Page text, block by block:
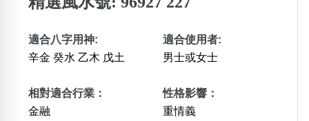
適合八字用神:
辛金 癸水 乙木 戊土
適合使用者:
男士或女士
相對適合行業：
金融
性格影響：
重情義